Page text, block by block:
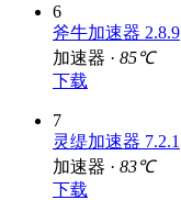
6
斧牛加速器 2.8.9
加速器 · 85℃
下载
7
灵缇加速器 7.2.1
加速器 · 83℃
下载